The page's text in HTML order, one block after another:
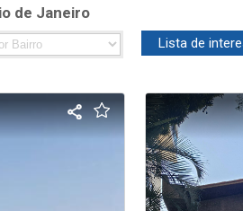
de Janeiro
Lista de